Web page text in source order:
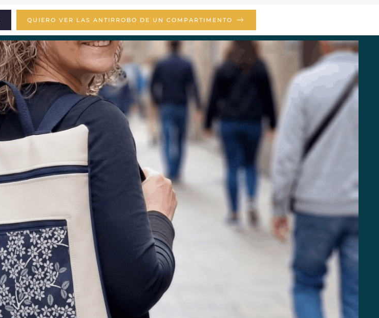
QUIERO VER LAS ANTIRROBO DE UN COMPARTIMENTO